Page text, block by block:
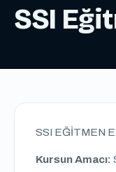
SSI
SSI EĞİTMEN
Kursun Amacı: